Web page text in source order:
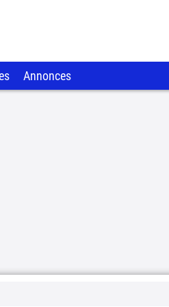
Annonces